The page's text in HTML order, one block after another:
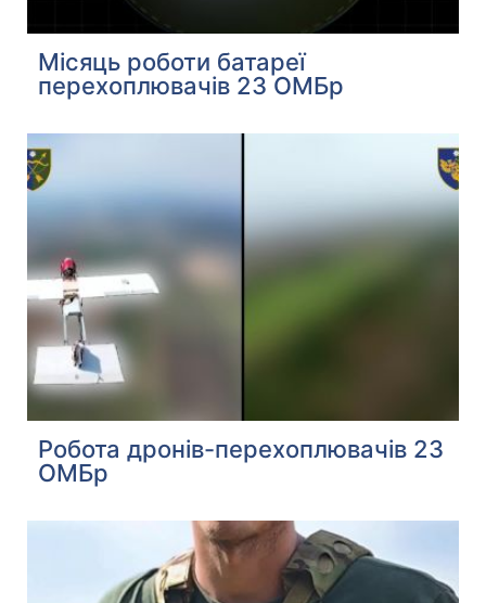
Місяць роботи батареї
перехоплювачів 23 ОМБр
Робота дронів-перехоплювачів 23
ОМБр